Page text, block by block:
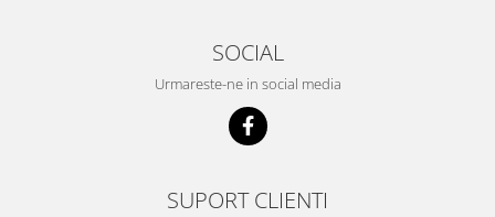
SOCIAL
Urmareste-ne in social media
SUPORT CLIENTI